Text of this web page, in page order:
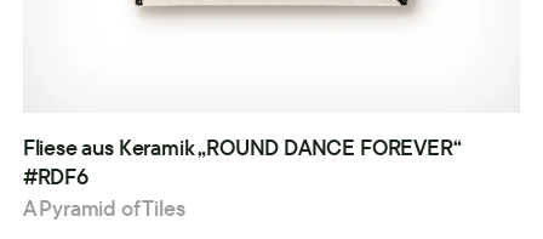
Fliese aus Keramik „ROUND DANCE FOREVER“
#RDF6
A Pyramid of Tiles